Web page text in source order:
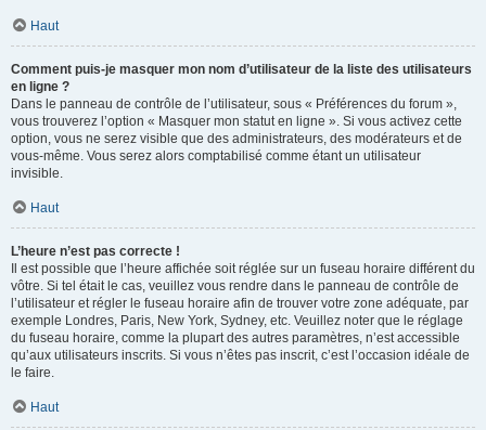
Haut
Comment puis-je masquer mon nom d’utilisateur de la liste des utilisateurs
en ligne ?
Dans le panneau de contrôle de l’utilisateur, sous « Préférences du forum »,
vous trouverez l’option « Masquer mon statut en ligne ». Si vous activez cette
option, vous ne serez visible que des administrateurs, des modérateurs et de
vous-même. Vous serez alors comptabilisé comme étant un utilisateur
invisible.
Haut
L’heure n’est pas correcte !
Il est possible que l’heure affichée soit réglée sur un fuseau horaire différent du
vôtre. Si tel était le cas, veuillez vous rendre dans le panneau de contrôle de
l’utilisateur et régler le fuseau horaire afin de trouver votre zone adéquate, par
exemple Londres, Paris, New York, Sydney, etc. Veuillez noter que le réglage
du fuseau horaire, comme la plupart des autres paramètres, n’est accessible
qu’aux utilisateurs inscrits. Si vous n’êtes pas inscrit, c’est l’occasion idéale de
le faire.
Haut